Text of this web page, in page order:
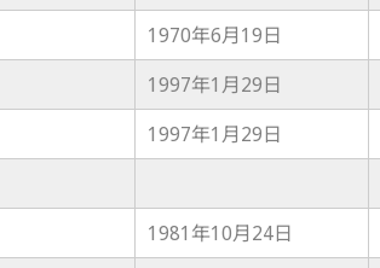
1970年6月19日
1997年1月29日
1997年1月29日
1981年10月24日